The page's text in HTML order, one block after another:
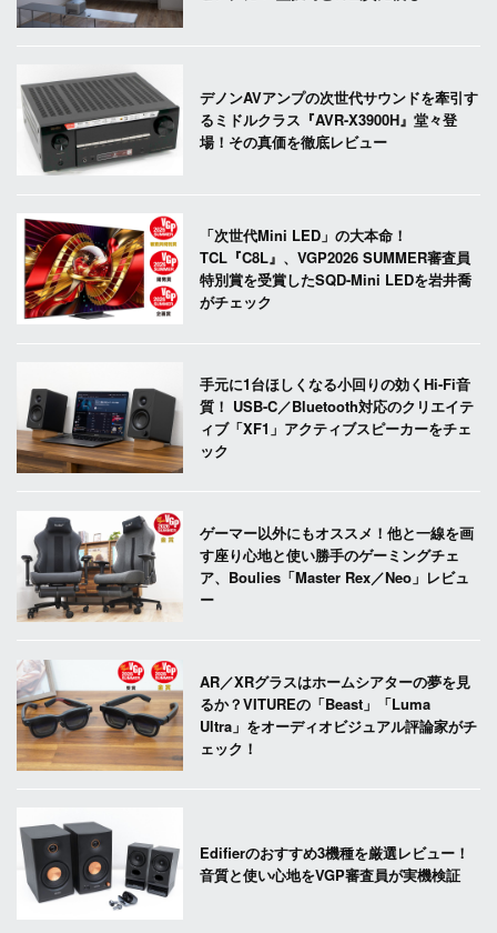
デノンAVアンプの次世代サウンドを牽引す
るミドルクラス『AVR-X3900H』堂々登
場！その真価を徹底レビュー
「次世代Mini LED」の大本命！
TCL『C8L』、VGP2026 SUMMER審査員
特別賞を受賞したSQD-Mini LEDを岩井喬
がチェック
手元に1台ほしくなる小回りの効くHi-Fi音
質！ USB-C／Bluetooth対応のクリエイテ
ィブ「XF1」アクティブスピーカーをチェ
ック
ゲーマー以外にもオススメ！他と一線を画
す座り心地と使い勝手のゲーミングチェ
ア、Boulies「Master Rex／Neo」レビュ
ー
AR／XRグラスはホームシアターの夢を見
るか？VITUREの「Beast」「Luma
Ultra」をオーディオビジュアル評論家がチ
ェック！
Edifierのおすすめ3機種を厳選レビュー！
音質と使い心地をVGP審査員が実機検証